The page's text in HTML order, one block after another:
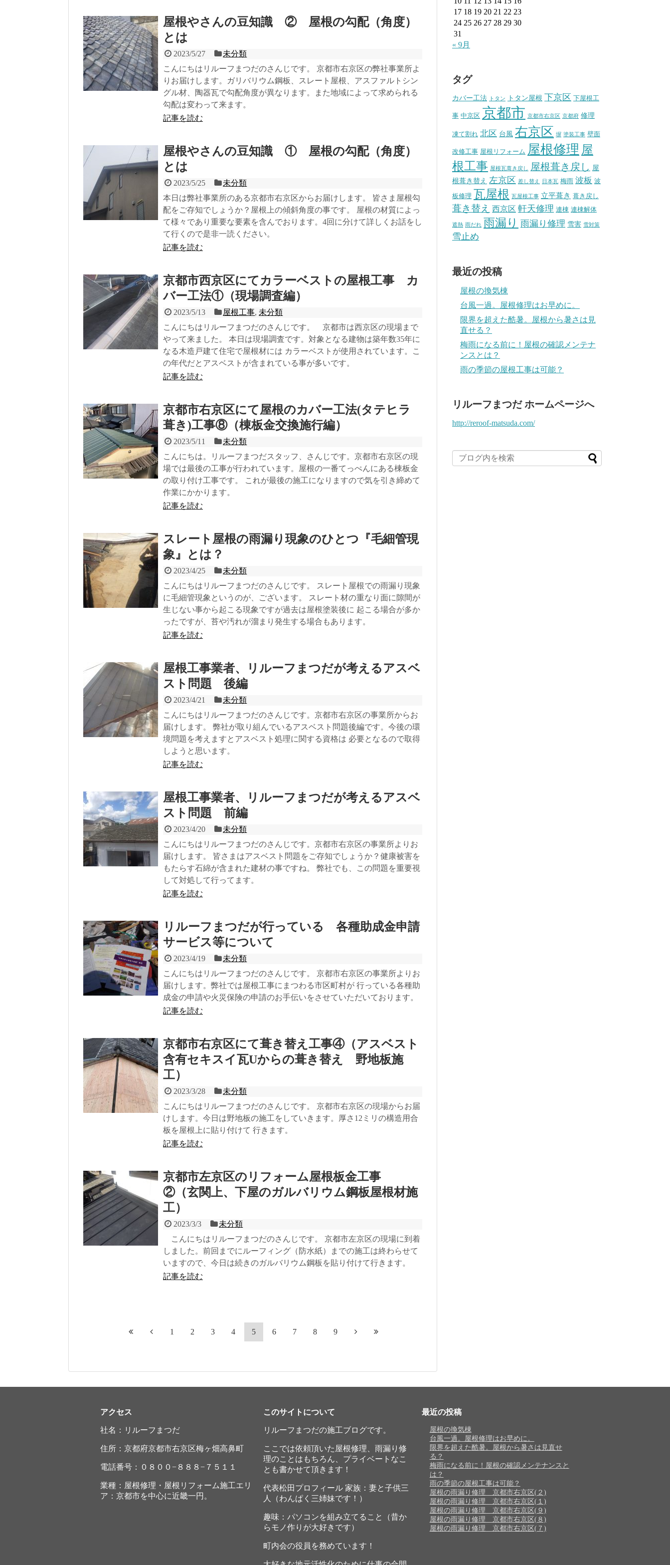
屋根やさんの豆知識 ② 屋根の勾配（角度）
とは
2023/5/27
未分類
こんにちはリルーフまつだのさんじです。 京都市右京区の弊社事業所よ
りお届けします。ガリバリウム鋼板、スレート屋根、アスファルトシン
グル材、陶器瓦で勾配角度が異なります。また地域によって求められる
勾配は変わって来ます。
記事を読む
屋根やさんの豆知識 ① 屋根の勾配（角度）
とは
2023/5/25
未分類
本日は弊社事業所のある京都市右京区からお届けします。 皆さま屋根勾
配をご存知でしょうか？屋根上の傾斜角度の事です。 屋根の材質によっ
て様々であり重要な要素を含んでおります。4回に分けて詳しくお話をし
て行くので是非一読ください。
記事を読む
京都市西京区にてカラーベストの屋根工事 カ
バー工法①（現場調査編）
2023/5/13 屋根工事, 未分類
こんにちはリルーフまつだのさんじです。 京都市は西京区の現場まで
やって来ました。 本日は現場調査です。対象となる建物は築年数35年に
なる木造戸建て住宅で屋根材には カラーベストが使用されています。こ
の年代だとアスベストが含まれている事が多いです。
記事を読む
京都市右京区にて屋根のカバー工法(タテヒラ
葺き)工事⑧（棟板金交換施行編）
2023/5/11
未分類
こんにちは。リルーフまつだスタッフ、さんじです。京都市右京区の現
場では最後の工事が行われています。屋根の一番てっぺんにある棟板金
の取り付け工事です。 これが最後の施工になりますので気を引き締めて
作業にかかります。
記事を読む
スレート屋根の雨漏り現象のひとつ『毛細管現
象』とは？
2023/4/25
未分類
こんにちはリルーフまつだのさんじです。 スレート屋根での雨漏り現象
に毛細管現象というのが、ございます。 スレート材の重なり面に隙間が
生じない事から起こる現象ですが過去は屋根塗装後に 起こる場合が多か
ったですが、苔や汚れが溜まり発生する場合もあります。
記事を読む
屋根工事業者、リルーフまつだが考えるアスベ
スト問題 後編
2023/4/21
未分類
こんにちはリルーフまつだのさんじです。京都市右京区の事業所からお
届けします。 弊社が取り組んでいるアスベスト問題後編です。今後の環
境問題を考えますとアスベスト処理に関する資格は 必要となるので取得
しようと思います。
記事を読む
屋根工事業者、リルーフまつだが考えるアスベ
スト問題 前編
2023/4/20
未分類
こんにちはリルーフまつだのさんじです。京都市右京区の事業所よりお
届けします。 皆さまはアスベスト問題をご存知でしょうか？健康被害を
もたらす石綿が含まれた建材の事ですね。 弊社でも、この問題を重要視
して対処して行ってます。
記事を読む
リルーフまつだが行っている 各種助成金申請
サービス等について
2023/4/19
未分類
こんにちはリルーフまつだのさんじです。 京都市右京区の事業所よりお
届けします。弊社では屋根工事にまつわる市区町村が 行っている各種助
成金の申請や火災保険の申請のお手伝いをさせていただいております。
記事を読む
京都市右京区にて葺き替え工事④（アスベスト
含有セキスイ瓦Uからの葺き替え 野地板施
工）
2023/3/28
未分類
こんにちはリルーフまつだのさんじです。 京都市右京区の現場からお届
けします。今日は野地板の施工をしていきます。厚さ12ミリの構造用合
板を屋根上に貼り付けて 行きます。
記事を読む
京都市左京区のリフォーム屋根板金工事
②（玄関上、下屋のガルバリウム鋼板屋根材施
工）
2023/3/3
未分類
こんにちはリルーフまつだのさんじです。 京都市左京区の現場に到着
しました。前回までにルーフィング（防水紙）までの施工は終わらせて
いますので、今日は続きのガルバリウム鋼板を貼り付けて行きます。
記事を読む
1 2 3 4 5 6 7 8 9
17 18 19 20 21 22 23
24 25 26 27 28 29 30
31
« 9月
タグ
カバー工法 トタン トタン屋根 下京区 下屋根工
事 中京区 京都市 京都市右京区 京都府 修理
凍て割れ 北区 台風 右京区 塀 塗装工事 壁面
改修工事 屋根リフォーム 屋根修理 屋
根工事 屋根瓦葺き戻し 屋根葺き戻し 屋
根葺き替え 左京区 差し替え 日本瓦 梅雨 波板 波
板修理 瓦屋根 瓦屋根工事 立平葺き 葺き戻し
葺き替え 西京区 軒天修理 連棟 連棟解体
遮熱 雨だれ 雨漏り 雨漏り修理 雪害 雪対策
雪止め
最近の投稿
屋根の換気棟
台風一過。屋根修理はお早めに。
限界を超えた酷暑。屋根から暑さは見
直せる？
梅雨になる前に！屋根の確認メンテナ
ンスとは？
雨の季節の屋根工事は可能？
リルーフまつだ ホームページへ
http://reroof-matsuda.com/
アクセス
社名：リルーフまつだ
住所：京都府京都市右京区梅ヶ畑高鼻町
電話番号：０８００−８８８−７５１１
業種：屋根修理・屋根リフォーム施工エリ
ア：京都市を中心に近畿一円。
このサイトについて
リルーフまつだの施工ブログです。
ここでは依頼頂いた屋根修理、雨漏り修
理のことはもちろん、プライベートなこ
とも書かせて頂きます！
代表松田プロフィール 家族：妻と子供三
人（わんぱく三姉妹です！）
趣味：パソコンを組み立てること（昔か
らモノ作りが大好きです）
町内会の役員を務めています！
最近の投稿
屋根の換気棟
台風一過。屋根修理はお早めに。
限界を超えた酷暑。屋根から暑さは見直せ
る？
梅雨になる前に！屋根の確認メンテナンスと
は？
雨の季節の屋根工事は可能？
屋根の雨漏り修理 京都市右京区(２)
屋根の雨漏り修理 京都市右京区(１)
屋根の雨漏り修理 京都市右京区(９)
屋根の雨漏り修理 京都市右京区(８)
屋根の雨漏り修理 京都市右京区(７)